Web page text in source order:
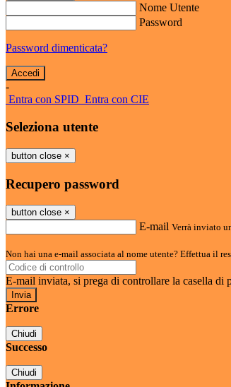
Nome Utente
Password
Password dimenticata?
-
Entra con SPID Entra con CIE
Seleziona utente
button close ×
Recupero password
button close ×
E-mail Verrà inviato
Non hai una e-mail associata al nome utente? Effettua il
E-mail inviata, si prega di controllare la casella di
Errore
Chiudi
Successo
Chiudi